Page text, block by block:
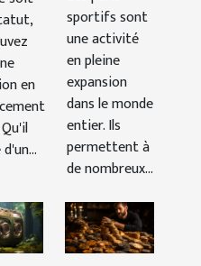
en
plus
d'argent?
sportifs sont
une activité
en pleine
expansion
dans le monde
entier. Ils
permettent à
de nombreux...